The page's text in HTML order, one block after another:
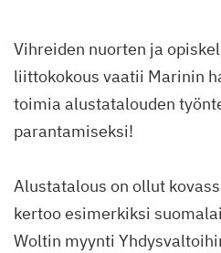
Vihreiden nuorten ja
liittokokous vaatii Marinin
toimia alustatalouden
parantamiseksi!
Alustatalous on ollut
kertoo esimerkiksi
Woltin myynti